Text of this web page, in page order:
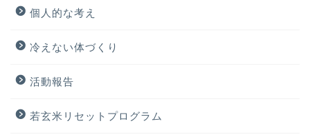
個人的な考え
冷えない体づくり
活動報告
若玄米リセットプログラム